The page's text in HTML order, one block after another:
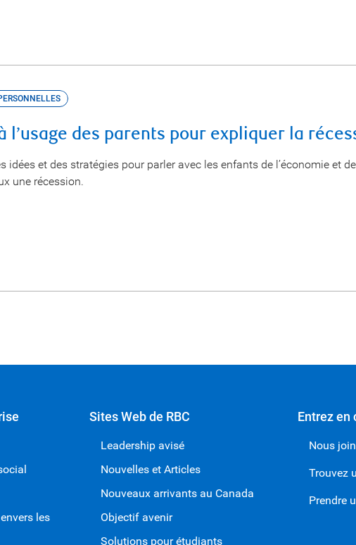
l’usage des parents pour expliquer la
idées et des stratégies pour parler avec les enfants de l’économie et
une récession.
les
Sites Web de RBC
Leadership avisé
Nouvelles et Articles
Nouveaux arrivants au Canada
Objectif avenir
Solutions pour étudiants
Entrez en
Nous
Trouvez
Prendre